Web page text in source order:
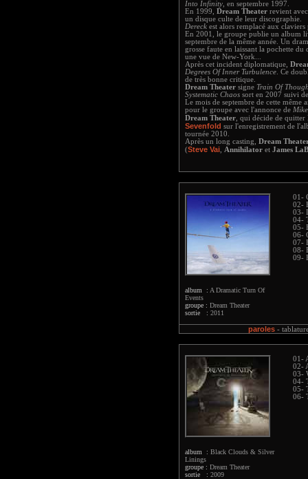
Into Infinity , en septembre 1997.
En 1999, Dream Theater revient
un disque culte de leur discographie.
Dereck est alors remplacé aux
En 2001, le groupe publie un album
septembre de la même année. Un
grosse faute en laissant la pochette
une vue de New-York...
Après cet incident diplomatique,
Degrees Of Inner Turbulence . Ce
de très bonne critique.
Dream Theater signe Train Of
Systematic Chaos sort en 2007 suivi
Le mois de septembre de cette même
pour le groupe avec l'annonce de
Dream Theater , qui décide de
Sevenfold sur l'enregistrement de
tournée 2010.
Après un long casting, Dream
(Steve Vai Annihilator et James
album : A Dramatic Turn Of
Events
groupe : Dream Theater
sortie : 2011
01-
02-
03-
04-
05-
06-
07-
08-
09-
paroles-
album : Black Clouds & Silver
Linings
groupe : Dream Theater
sortie : 2009
01-
02-
03-
04-
05-
06-